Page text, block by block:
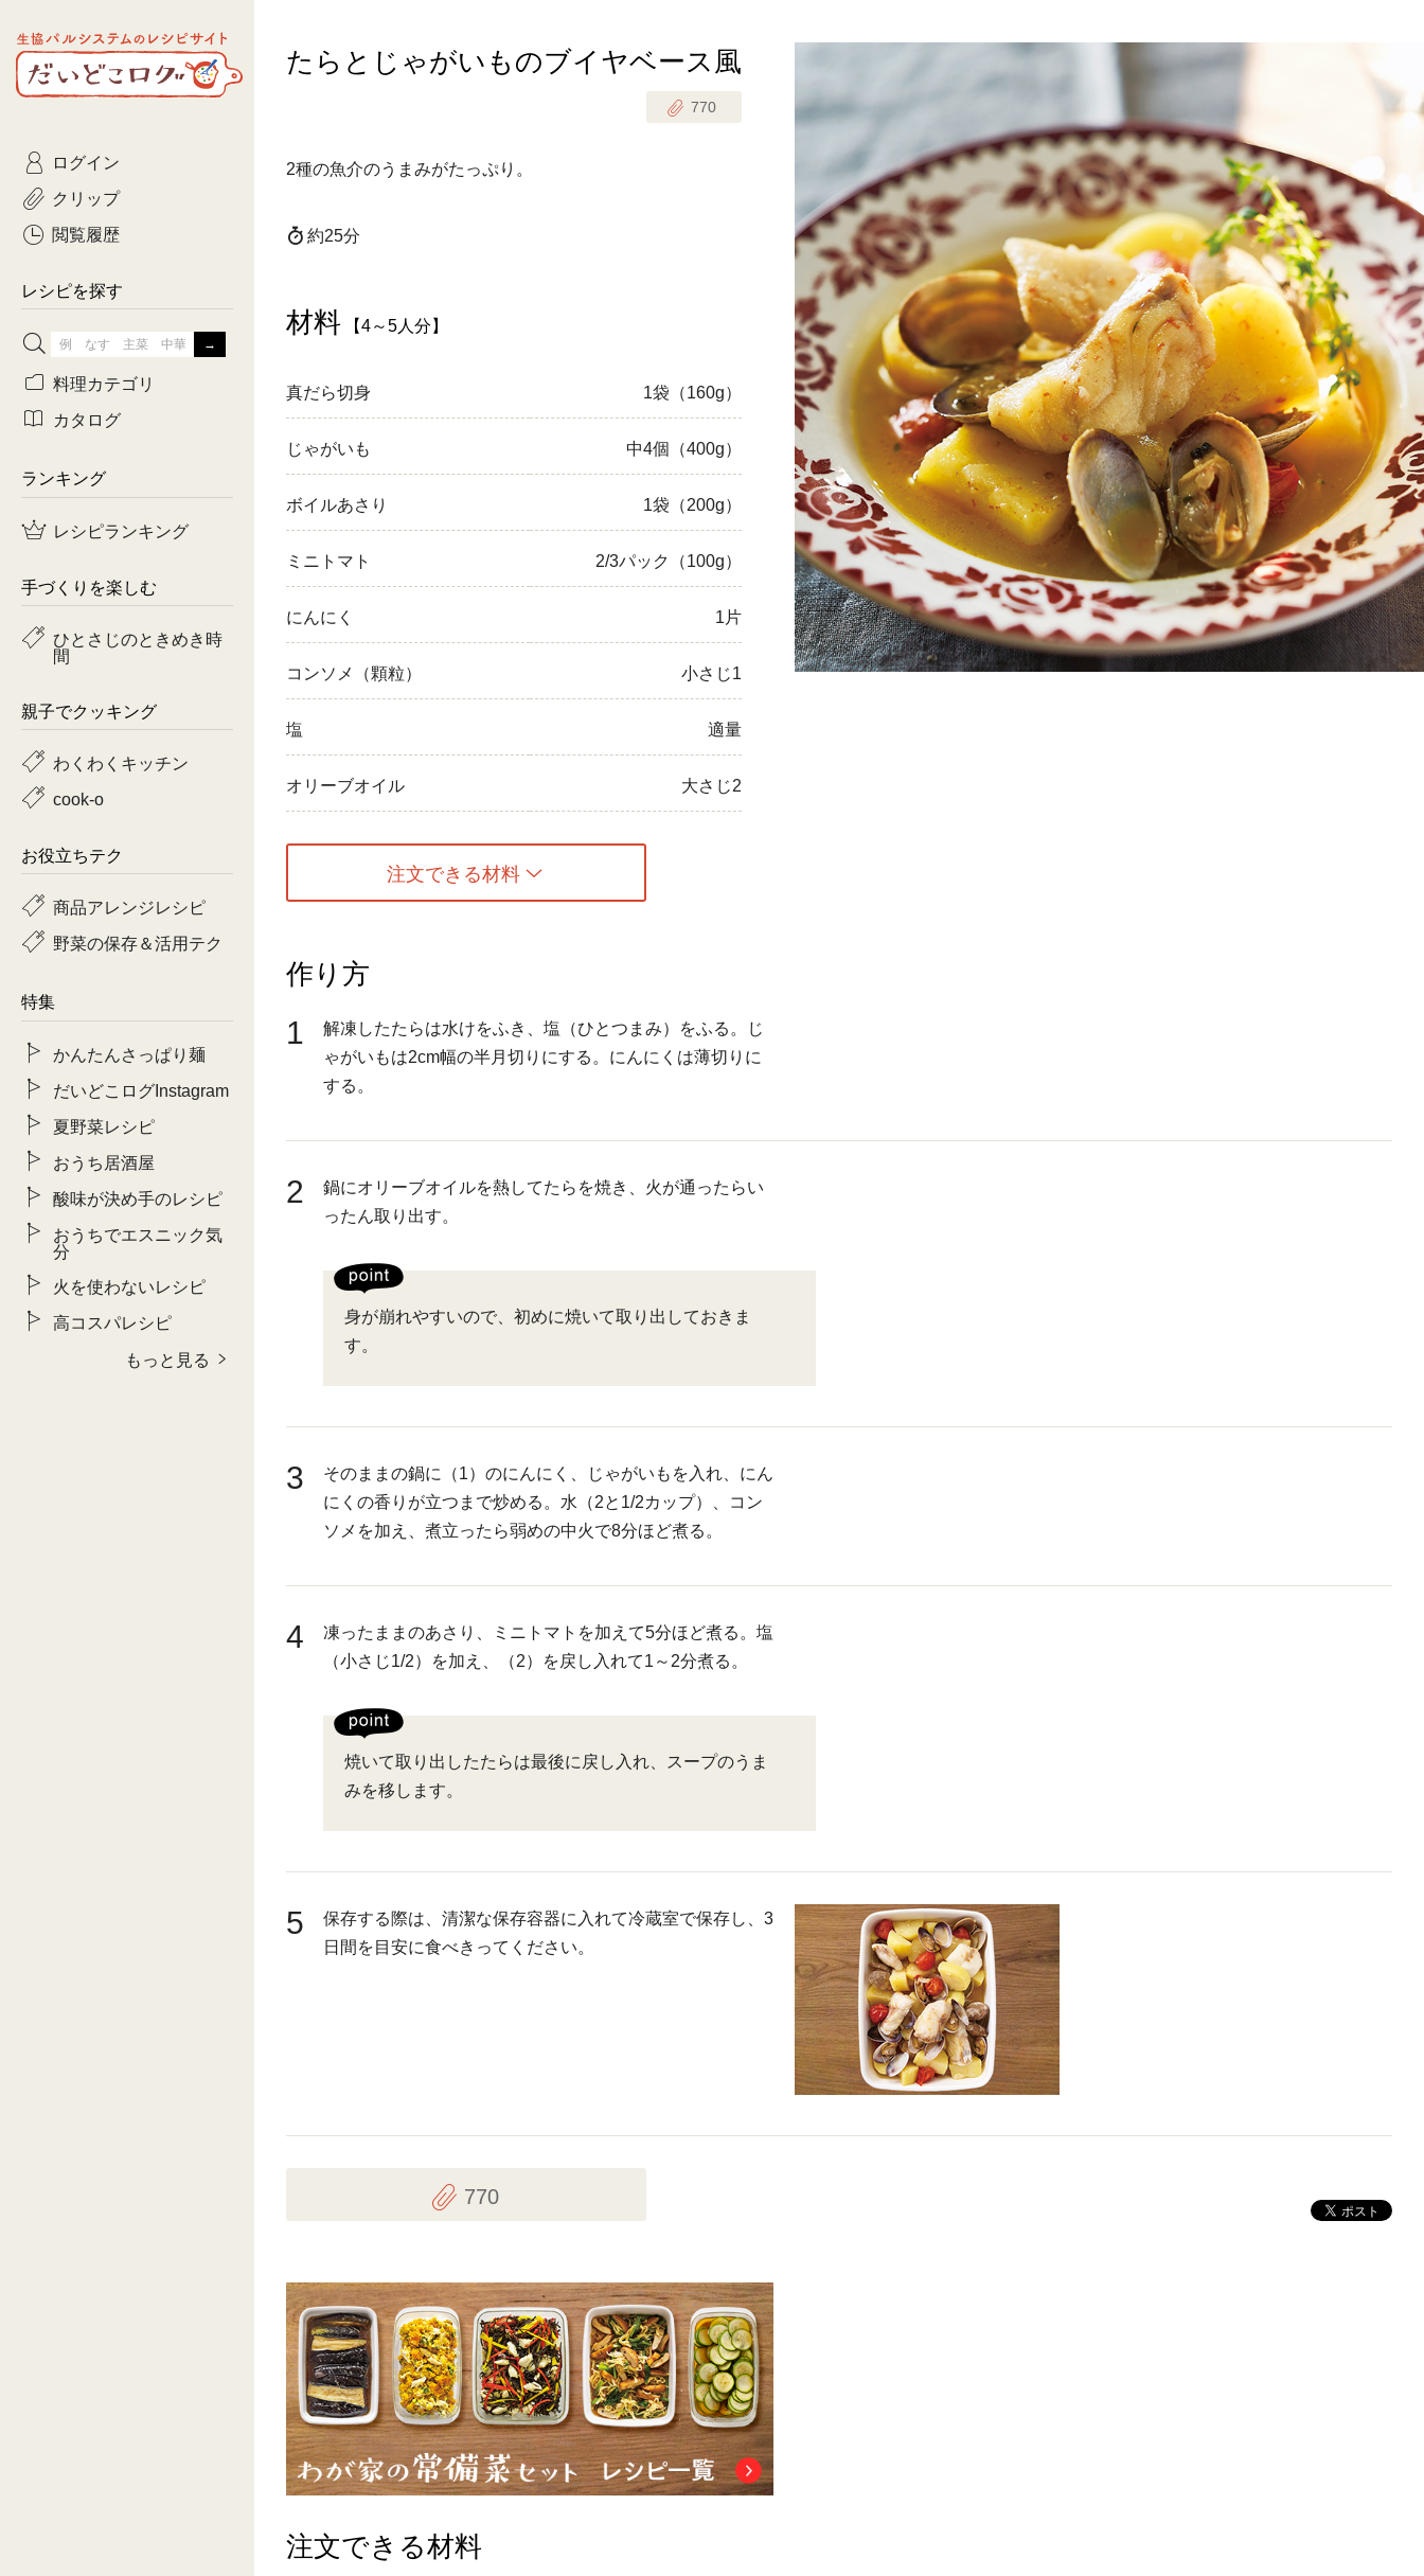
生協パルシステムのレシピ
サイト
だいどこログ
たらとじゃがいものブイヤベース風
770
2種の魚介のうまみがたっぷり。
約25分
材料 【4～5人分】
真だら切身 1袋（160g）
じゃがいも 中4個（400g）
ボイルあさり 1袋（200g）
ミニトマト 2/3パック（100g）
にんにく 1片
コンソメ（顆粒） 小さじ1
塩 適量
オリーブオイル 大さじ2
注文できる材料
作り方
1
解凍したたらは水けをふき、塩（ひとつまみ）をふる。じ
ゃがいもは2cm幅の半月切りにする。にんにくは薄切りに
する。
2
鍋にオリーブオイルを熱してたらを焼き、火が通ったらい
ったん取り出す。
身が崩れやすいので、初めに焼いて取り出しておきま
す。
3
そのままの鍋に（1）のにんにく、じゃがいもを入れ、にん
にくの香りが立つまで炒める。水（2と1/2カップ）、コン
ソメを加え、煮立ったら弱めの中火で8分ほど煮る。
4
凍ったままのあさり、ミニトマトを加えて5分ほど煮る。塩
（小さじ1/2）を加え、（2）を戻し入れて1～2分煮る。
焼いて取り出したたらは最後に戻し入れ、スープのうま
みを移します。
5
保存する際は、清潔な保存容器に入れて冷蔵室で保存し、3
日間を目安に食べきってください。
770
注文できる材料
ログイン
クリップ
閲覧履歴
レシピを探す
ひとさじのときめき時間
おきらくだ
つくりおき肉魚菜菜セット
豚肉
鶏肉
アスパラガス
料理カテゴリ
主菜 副菜
常備菜・作りおき
カタログ
コトコト
yumyumいっしょごはん
ぷれーんぺいじ
ランキング
レシピランキング
手づくりを楽しむ
ひとさじのときめき時
間
親子でクッキング
わくわくキッチン
cook-o
お役立ちテク
商品アレンジレシピ
野菜の保存＆活用テク
特集
かんたんさっぱり麺
だいどこログInstagram
夏野菜レシピ
おうち居酒屋
酸味が決め手のレシピ
おうちでエスニック気
分
火を使わないレシピ
高コスパレシピ
もっと見る